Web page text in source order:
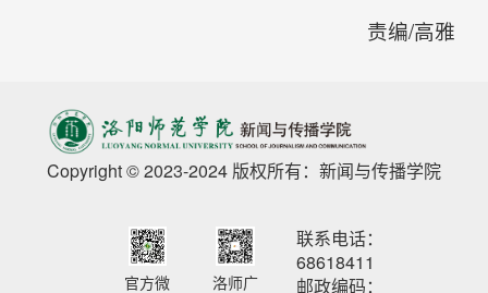
责编/高雅
Copyright © 2023-2024 版权所有：新闻与传播学院
官方微 洛师广
联系电话：
68618411
邮政编码：